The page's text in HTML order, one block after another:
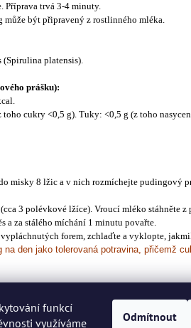
funkcí
využíváme
Odmítnout
Příprava trvá 3-4 minuty.
být připravený z rostlinného mléka.
(Spirulina platensis).
prášku):
cukry <0,5 g). Tuky: <0,5 g (z toho
misky 8 lžic a v nich rozmíchejte pudingový
3 polévkové lžíce). Vroucí mléko stáhněte
a za stálého míchání 1 minutu povařte.
forem, zchlaďte a vyklopte,
na den jako tolerovaná potravina, přičemž